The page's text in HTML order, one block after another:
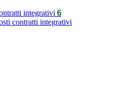
integrativi 6
contratti integrativi